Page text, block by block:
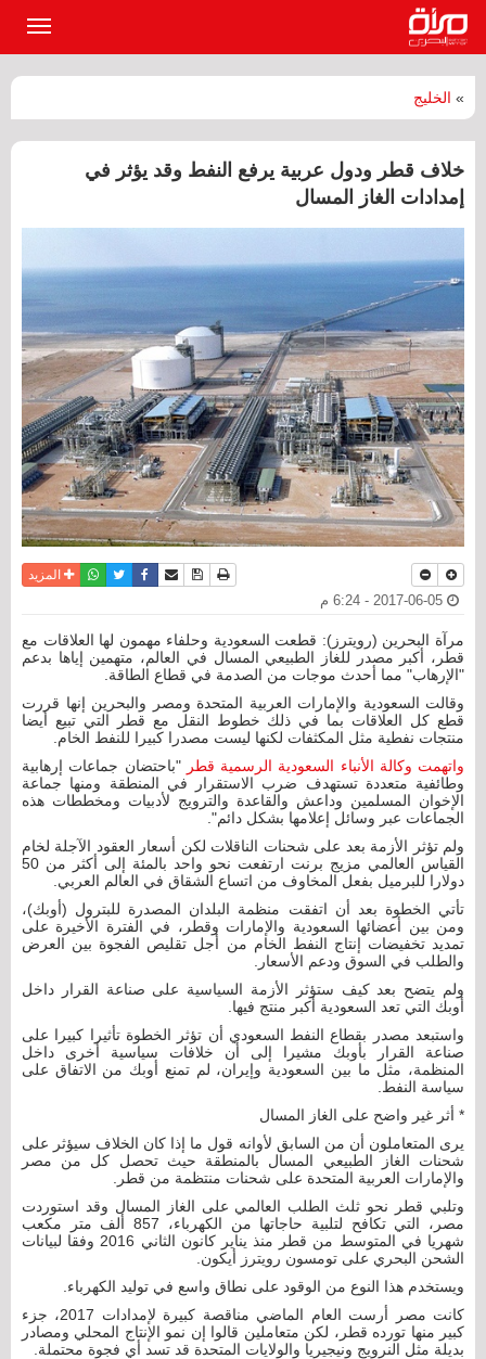
» الخليج
خلاف قطر ودول عربية يرفع النفط وقد يؤثر في
إمدادات الغاز المسال
نسخة للطباعة
حفظ الموضوع
أرسل الى صديق
فيسبوكتويترواتسابالمزيد
مرآة البحرين (رويترز): قطعت السعودية وحلفاء مهمون لها العلاقات مع
قطر، أكبر مصدر للغاز الطبيعي المسال في العالم، متهمين إياها بدعم
"الإرهاب" مما أحدث موجات من الصدمة في قطاع الطاقة.
وقالت السعودية والإمارات العربية المتحدة ومصر والبحرين إنها قررت
قطع كل العلاقات بما في ذلك خطوط النقل مع قطر التي تبيع أيضا
منتجات نفطية مثل المكثفات لكنها ليست مصدرا كبيرا للنفط الخام.
واتهمت وكالة الأنباء السعودية الرسمية قطر "باحتضان جماعات إرهابية
وطائفية متعددة تستهدف ضرب الاستقرار في المنطقة ومنها جماعة
الإخوان المسلمين وداعش والقاعدة والترويج لأدبيات ومخططات هذه
الجماعات عبر وسائل إعلامها بشكل دائم".
ولم تؤثر الأزمة بعد على شحنات الناقلات لكن أسعار العقود الآجلة لخام
القياس العالمي مزيج برنت ارتفعت نحو واحد بالمئة إلى أكثر من 50
دولارا للبرميل بفعل المخاوف من اتساع الشقاق في العالم العربي.
تأتي الخطوة بعد أن اتفقت منظمة البلدان المصدرة للبترول (أوبك)،
ومن بين أعضائها السعودية والإمارات وقطر، في الفترة الأخيرة على
تمديد تخفيضات إنتاج النفط الخام من أجل تقليص الفجوة بين العرض
والطلب في السوق ودعم الأسعار.
ولم يتضح بعد كيف ستؤثر الأزمة السياسية على صناعة القرار داخل
أوبك التي تعد السعودية أكبر منتج فيها.
واستبعد مصدر بقطاع النفط السعودي أن تؤثر الخطوة تأثيرا كبيرا على
صناعة القرار بأوبك مشيرا إلى أن خلافات سياسية أخرى داخل
المنظمة، مثل ما بين السعودية وإيران، لم تمنع أوبك من الاتفاق على
سياسة النفط.
* أثر غير واضح على الغاز المسال
يرى المتعاملون أن من السابق لأوانه قول ما إذا كان الخلاف سيؤثر على
شحنات الغاز الطبيعي المسال بالمنطقة حيث تحصل كل من مصر
والإمارات العربية المتحدة على شحنات منتظمة من قطر.
وتلبي قطر نحو ثلث الطلب العالمي على الغاز المسال وقد استوردت
مصر، التي تكافح لتلبية حاجاتها من الكهرباء، 857 ألف متر مكعب
شهريا في المتوسط من قطر منذ يناير كانون الثاني 2016 وفقا لبيانات
الشحن البحري على تومسون رويترز أيكون.
ويستخدم هذا النوع من الوقود على نطاق واسع في توليد الكهرباء.
كانت مصر أرست العام الماضي مناقصة كبيرة لإمدادات 2017، جزء
كبير منها تورده قطر، لكن متعاملين قالوا إن نمو الإنتاج المحلي ومصادر
بديلة مثل النرويج ونيجيريا والولايات المتحدة قد تسد أي فجوة محتملة.